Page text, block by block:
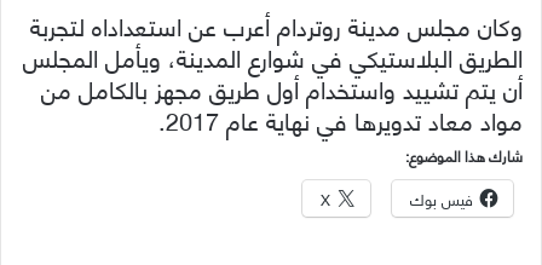
وكان مجلس مدينة روتردام أعرب عن استعداداه لتجربة
الطريق البلاستيكي في شوارع المدينة، ويأمل المجلس
أن يتم تشييد واستخدام أول طريق مجهز بالكامل من
مواد معاد تدويرها في نهاية عام 2017.
شارك هذا الموضوع:
فيس بوك X